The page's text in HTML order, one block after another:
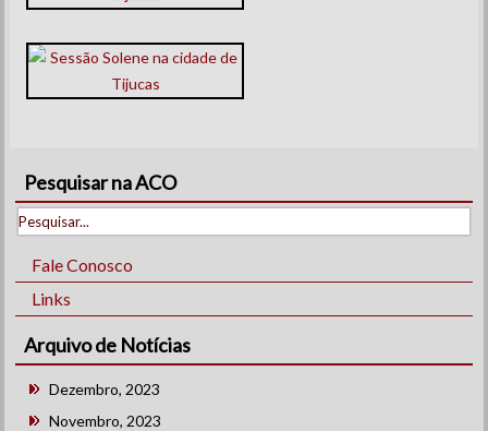
Pesquisar na ACO
Fale Conosco
Links
Arquivo de Notícias
Dezembro, 2023
Novembro, 2023